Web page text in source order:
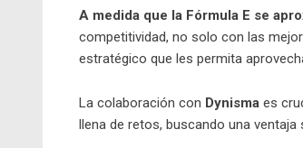
A medida que la Fórmula E se
competitividad, no solo con las
estratégico que les permita
La colaboración con Dynisma es
llena de retos, buscando una